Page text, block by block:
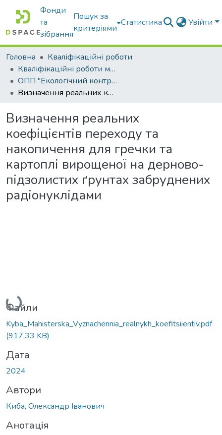
Фонди
та
зібрання
Пошук за
критеріями
Статистика Увійти
Головна
Кваліфікаційні роботи
Кваліфікаційні роботи магістрів
ОПП "Екологічний контроль та аудит"
Визначення реальних коефіцієнтів переходу та накопичення для гречки та картоплі вирощеної на дерново-підзолистих ґрунтах забруднених радіонуклідами
Визначення реальних
коефіцієнтів переходу та
накопичення для гречки та
картоплі вирощеної на дерново-
підзолистих ґрунтах забруднених
радіонуклідами
Вантажиться...
Файли
Kyba_Mahisterska_Vyznachennia_realnykh_koefitsiientiv.pdf
(917,33 KB)
Дата
2024
Автори
Киба, Олександр Іванович
Анотація